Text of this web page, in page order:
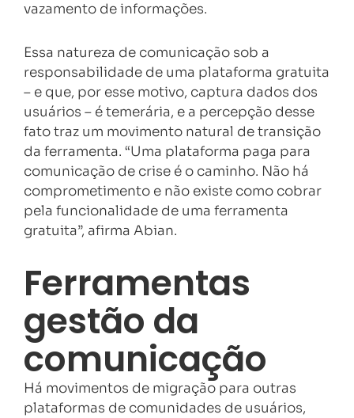
vazamento de informações.
Essa natureza de comunicação sob a
responsabilidade de uma plataforma gratuita
– e que, por esse motivo, captura dados dos
usuários – é temerária, e a percepção desse
fato traz um movimento natural de transição
da ferramenta. “Uma plataforma paga para
comunicação de crise é o caminho. Não há
comprometimento e não existe como cobrar
pela funcionalidade de uma ferramenta
gratuita”, afirma Abian.
Ferramentas
gestão da
comunicação
Há movimentos de migração para outras
plataformas de comunidades de usuários,